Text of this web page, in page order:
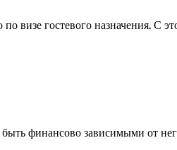
визе гостевого назначения. С
финансово зависимыми от